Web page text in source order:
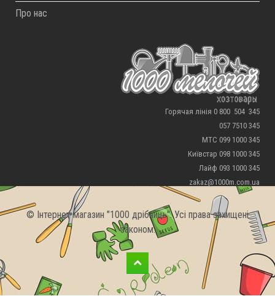
Про нас
Горячая лінія 0 800 504 345
057 7510 345
МТС 099 1000 345
Київстар 098 1000 345
Лайф 093 1000 345
zakaz@1000m.com.ua
© Інтернет магазин "1000 дрібниць". Усі права захищені
законом.